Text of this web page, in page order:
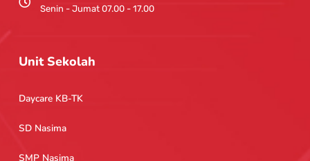
Senin - Jumat 07.00 - 17.00
Unit Sekolah
Daycare KB-TK
SD Nasima
SMP Nasima